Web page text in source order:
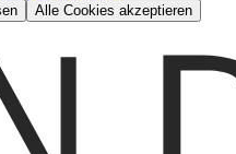
Alle Cookies akzeptieren